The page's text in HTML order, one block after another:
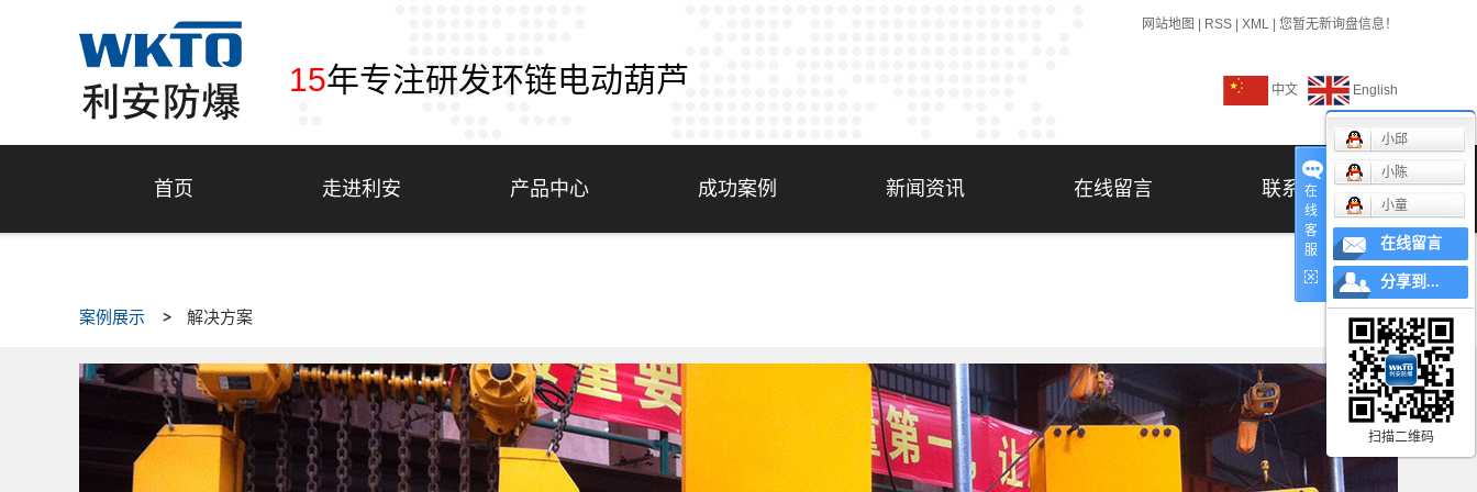
15年专注研发环链电动葫芦
网站地图 RSS XML 您暂无新询盘信息！
中文 English
首页 走进利安 产品中心 成功案例 新闻资讯 在线留言 联系我们
案例展示 解决方案
在
线
客
服
小邱
小陈
小童
在线留言
分享到...
扫描二维码